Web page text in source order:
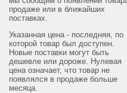
продаже или в ближайших
поставках.
Указанная цена - последняя, по
которой товар был доступен.
Новые поставки могут быть
дешевле или дороже. Нулевая
цена означает, что товар не
появлялся в продаже больше
месяца.